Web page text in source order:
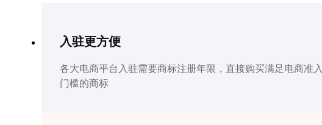
入驻更方便
各大电商平台入驻需要商标注册年限，直接购买满足电商准入
门槛的商标